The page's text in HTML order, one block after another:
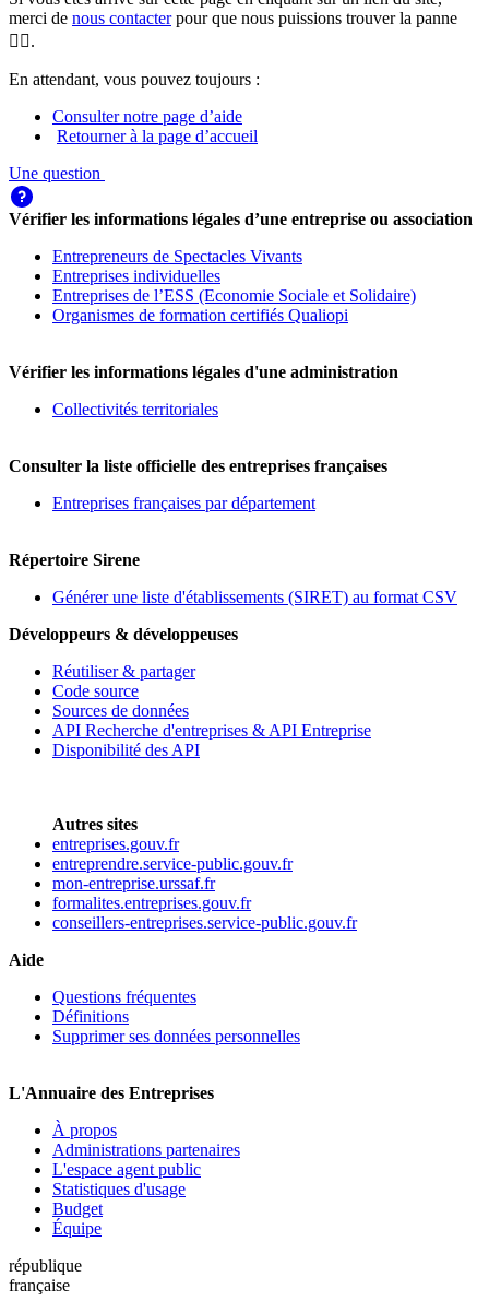
merci de nous contacterpour que nous puissions trouver la panne
🕵️‍♀️.
En attendant, vous pouvez toujours :
Consulter notre page d’aide
Retourner à la page d’accueil
Une question
Vérifier les informations légales d’une entreprise ou association
Entrepreneurs de Spectacles Vivants
Entreprises individuelles
Entreprises de l’ESS (Economie Sociale et Solidaire)
Organismes de formation certifiés Qualiopi
Vérifier les informations légales d'une administration
Collectivités territoriales
Consulter la liste officielle des entreprises françaises
Entreprises françaises par département
Répertoire Sirene
Générer une liste d'établissements (SIRET) au format CSV
Développeurs & développeuses
Réutiliser & partager
Code source
Sources de données
API Recherche d'entreprises & API Entreprise
Disponibilité des API
Autres sites
entreprises.gouv.fr
entreprendre.service-public.gouv.fr
mon-entreprise.urssaf.fr
formalites.entreprises.gouv.fr
conseillers-entreprises.service-public.gouv.fr
Aide
Questions fréquentes
Définitions
Supprimer ses données personnelles
L'Annuaire des Entreprises
À propos
Administrations partenaires
L'espace agent public
Statistiques d'usage
Budget
Équipe
république
française